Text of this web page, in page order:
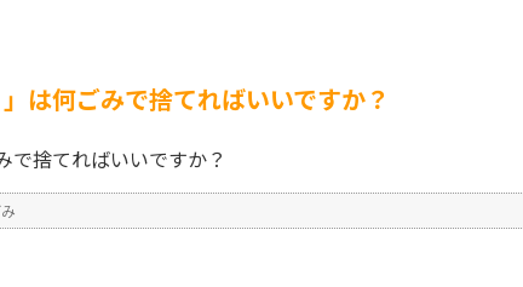
は何ごみで捨てればいいですか？
で捨てればいいですか？